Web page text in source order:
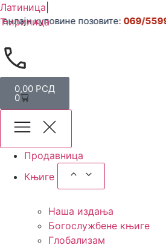
Латиница
Ћирилица
куповине позовите:069/5599-
0,00 РСД
0
Продавница
Књиге
Наша издања
Богослужбене књиге
Глобализам